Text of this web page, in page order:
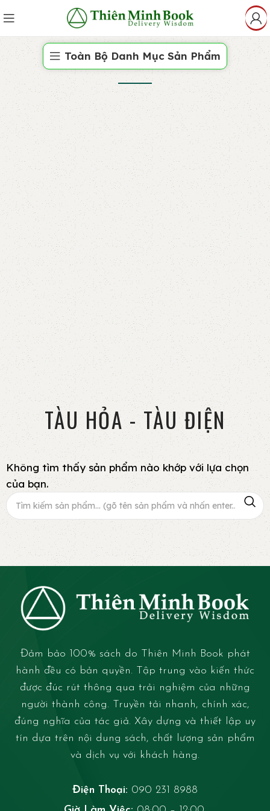
Toàn Bộ Danh Mục Sản Phẩm
TÀU HỎA - TÀU ĐIỆN
Không tìm thấy sản phẩm nào khớp với lựa chọn
của bạn.
Đảm bảo 100% sách do Thiên Minh Book phát
hành đều có bản quyền. Tập trung vào kiến thức
được đúc rút thông qua trải nghiệm của những
người thành công. Truyền tải nhanh, chính xác,
đúng nghĩa của tác giả. Xây dựng và thiết lập uy
tín dựa trên nội dung sách, chất lượng sản phẩm
và dịch vụ với khách hàng.
Điện Thoại: 090 231 8988